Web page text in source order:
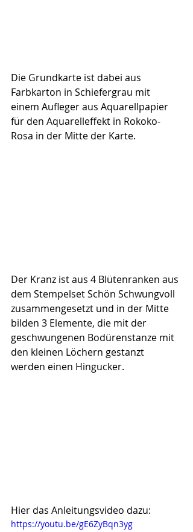
Die Grundkarte ist dabei aus
Farbkarton in Schiefergrau mit
einem Aufleger aus Aquarellpapier
für den Aquarelleffekt in Rokoko-
Rosa in der Mitte der Karte.
Der Kranz ist aus 4 Blütenranken aus
dem Stempelset Schön Schwungvoll
zusammengesetzt und in der Mitte
bilden 3 Elemente, die mit der
geschwungenen Bodürenstanze mit
den kleinen Löchern gestanzt
werden einen Hingucker.
Hier das Anleitungsvideo dazu:
https://youtu.be/gE6ZyBqn3yg